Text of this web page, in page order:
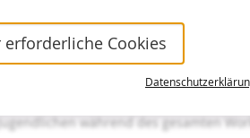
Schüler:innen
Kassa gehen, dann im Formular
und Sie erhalten eine
.
während des gesamten
erforderliche Cookies